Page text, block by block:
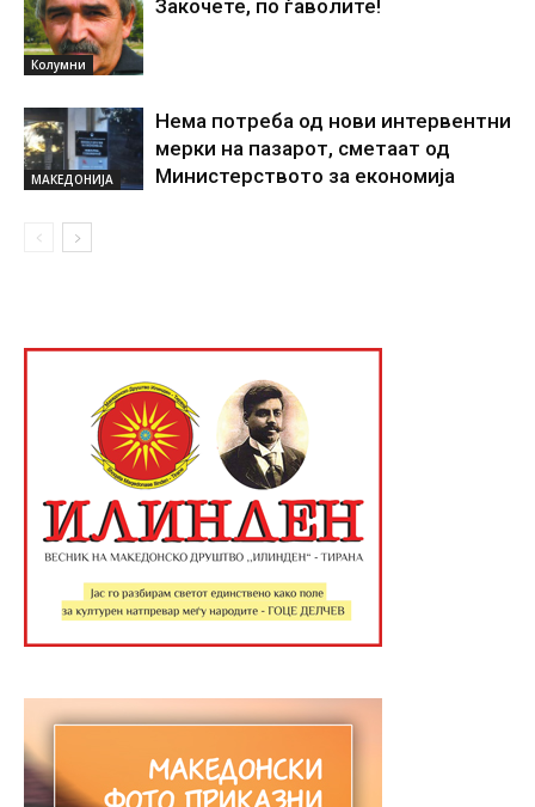
Колумни
Закочете, по ѓаволите!
МАКЕДОНИЈА
Нема потреба од нови интервентни
мерки на пазарот, сметаат од
Министерството за економија